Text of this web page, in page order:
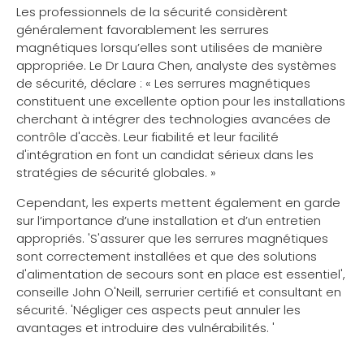
Les professionnels de la sécurité considèrent
généralement favorablement les serrures
magnétiques lorsqu’elles sont utilisées de manière
appropriée. Le Dr Laura Chen, analyste des systèmes
de sécurité, déclare : « Les serrures magnétiques
constituent une excellente option pour les installations
cherchant à intégrer des technologies avancées de
contrôle d'accès. Leur fiabilité et leur facilité
d'intégration en font un candidat sérieux dans les
stratégies de sécurité globales. »
Cependant, les experts mettent également en garde
sur l’importance d’une installation et d’un entretien
appropriés. 'S'assurer que les serrures magnétiques
sont correctement installées et que des solutions
d'alimentation de secours sont en place est essentiel',
conseille John O'Neill, serrurier certifié et consultant en
sécurité. 'Négliger ces aspects peut annuler les
avantages et introduire des vulnérabilités. '